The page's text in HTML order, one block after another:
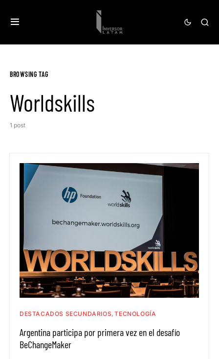
BROWSING TAG
Worldskills
1 post
DESTACADOS SECUNDARIOS TECNOLOGÍA
Argentina participa por primera vez en el desafío
BeChangeMaker